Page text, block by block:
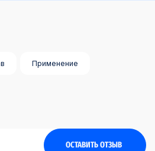
Применение
ОСТАВИТЬ ОТЗЫВ